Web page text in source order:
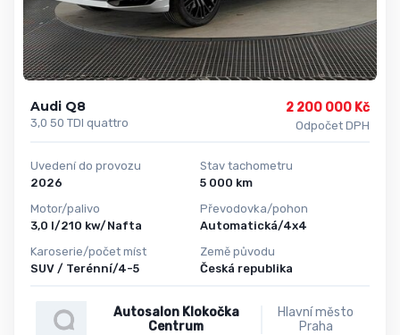
Audi Q8
3,0 50 TDI quattro
2 200 000 Kč
Odpočet DPH
Uvedení do provozu
2026
Motor/palivo
3,0 l/210 kw/Nafta
Karoserie/počet míst
SUV / Terénní/4-5
Stav tachometru
5 000 km
Převodovka/pohon
Automatická/4x4
Země původu
Česká republika
Autosalon Klokočka
Centrum
Hlavní město
Praha